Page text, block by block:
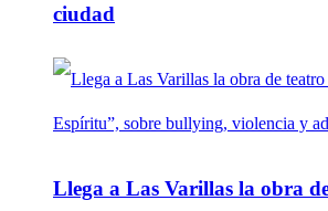
ciudad
Llega a Las Varillas la obra